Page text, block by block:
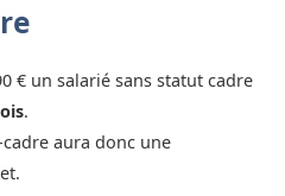
€ un salarié sans statut cadre
.
aura donc une